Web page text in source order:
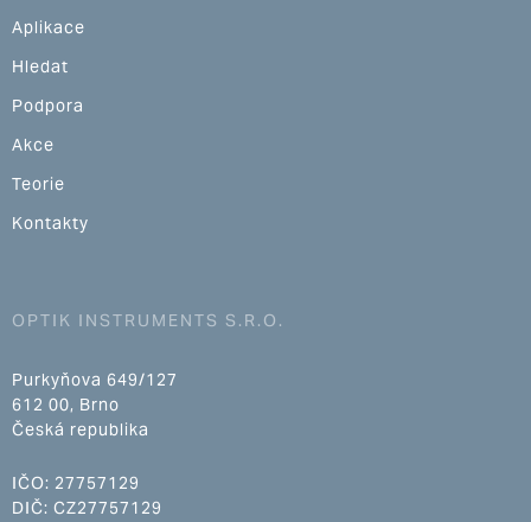
Aplikace
Hledat
Podpora
Akce
Teorie
Kontakty
OPTIK INSTRUMENTS S.R.O.
Purkyňova 649/127
612 00, Brno
Česká republika
IČO: 27757129
DIČ: CZ27757129